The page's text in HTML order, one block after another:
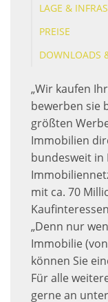
LAGE &
PREISE
DOWNLOADS
„Wir kaufen
bewerben sie
größten
Immobilien
bundesweit
mit ca. 70
„Denn nur
Immobilie
können Sie
Für alle
gerne an unter